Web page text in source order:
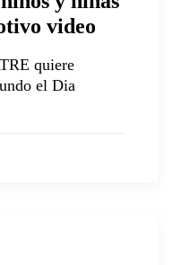
video
quiere
el Dia